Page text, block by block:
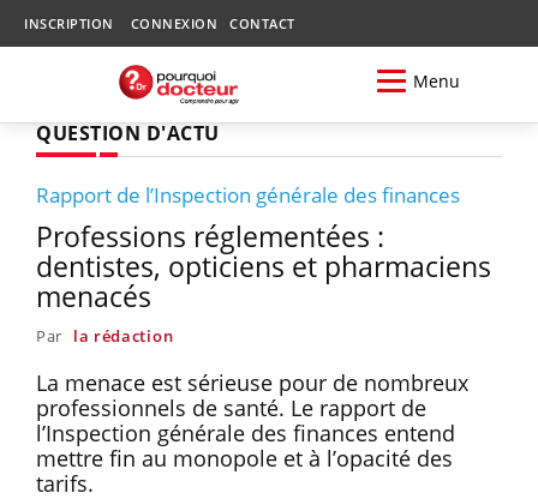
INSCRIPTION CONNEXION CONTACT
Menu
QUESTION D'ACTU
Rapport de l’Inspection générale des finances
Professions réglementées :
dentistes, opticiens et pharmaciens
menacés
Par la rédaction
La menace est sérieuse pour de nombreux
professionnels de santé. Le rapport de
l’Inspection générale des finances entend
mettre fin au monopole et à l’opacité des
tarifs.